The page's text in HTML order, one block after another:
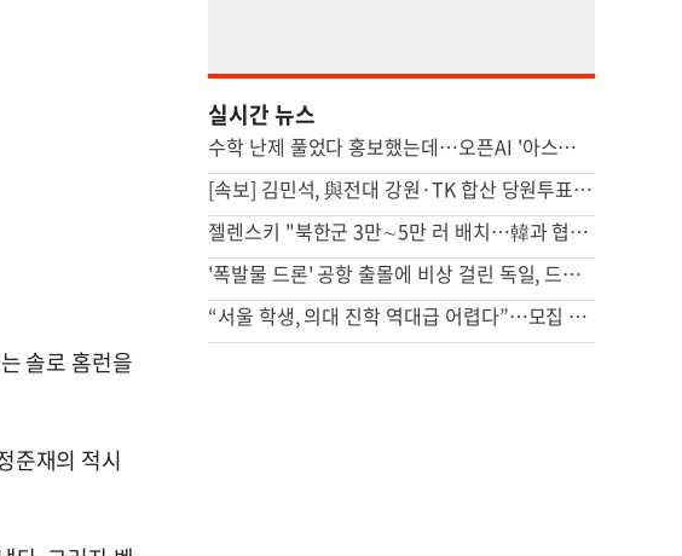
솔로 홈런을
준재의 적시
실시간 뉴스
수학 난제 풀었다 홍보했는데…오픈AI '아스트라' 개발 보류 발표, 왜[팩플]
[속보] 김민석, 與전대 강원·TK 합산 당원투표서 승리
젤렌스키 "북한군 3만∼5만 러 배치…韓과 협력 위해 접촉 중"
'폭발물 드론' 공항 출몰에 비상 걸린 독일, 드론 연구 확대
“서울 학생, 의대 진학 역대급 어렵다”…모집 인원 첫 50% 미만